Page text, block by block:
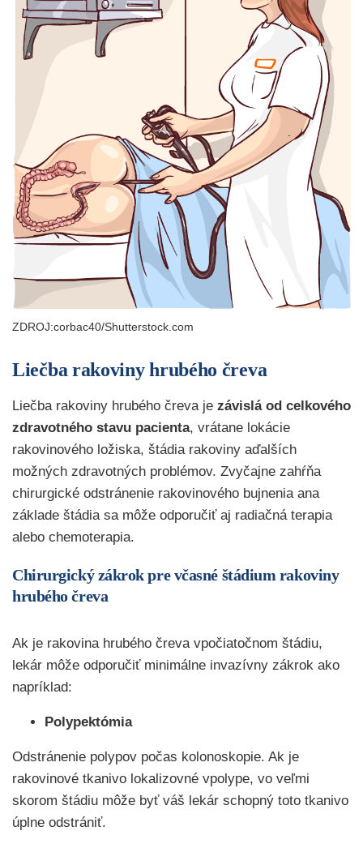
ZDROJ:corbac40/Shutterstock.com
Liečba rakoviny hrubého čreva
Liečba rakoviny hrubého čreva je závislá od celkového
zdravotného stavu pacienta, vrátane lokácie
rakovinového ložiska, štádia rakoviny aďalších
možných zdravotných problémov. Zvyčajne zahŕňa
chirurgické odstránenie rakovinového bujnenia ana
základe štádia sa môže odporučiť aj radiačná terapia
alebo chemoterapia.
Chirurgický zákrok pre včasné štádium rakoviny
hrubého čreva
Ak je rakovina hrubého čreva vpočiatočnom štádiu,
lekár môže odporučiť minimálne invazívny zákrok ako
napríklad:
Polypektómia
Odstránenie polypov počas kolonoskopie. Ak je
rakovinové tkanivo lokalizovné vpolype, vo veľmi
skorom štádiu môže byť váš lekár schopný toto tkanivo
úplne odstrániť.